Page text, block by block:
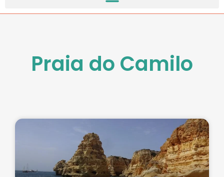
Praia do Camilo